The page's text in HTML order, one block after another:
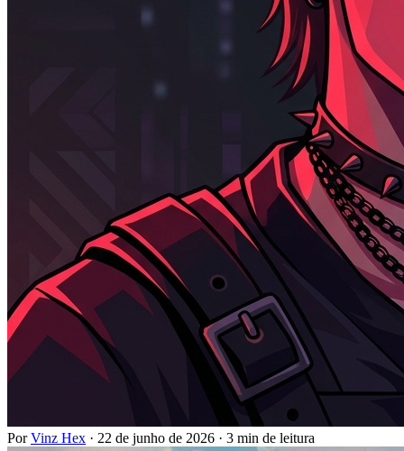
PorVinz Hex · 22 de junho de 2026 · 3 min de leitura